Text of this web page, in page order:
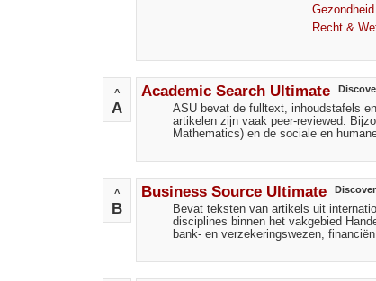
Gezondheid
Recht &
^
A
Academic Search Ultimate
ASU bevat de fulltext, inhoudstafels
artikelen zijn vaak peer-reviewed.
Mathematics) en de sociale en
^
B
Business Source Ultimate
Bevat teksten van artikels uit
disciplines binnen het vakgebied
bank- en verzekeringswezen,